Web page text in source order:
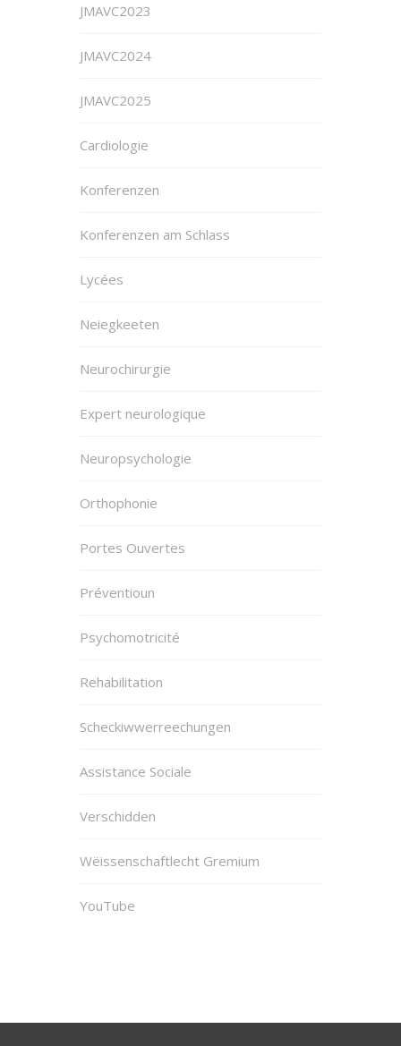
JMAVC2023
JMAVC2024
JMAVC2025
Cardiologie
Konferenzen
Konferenzen am Schlass
Lycées
Neiegkeeten
Neurochirurgie
Expert neurologique
Neuropsychologie
Orthophonie
Portes Ouvertes
Préventioun
Psychomotricité
Rehabilitation
Scheckiwwerreechungen
Assistance Sociale
Verschidden
Wëissenschaftlecht Gremium
YouTube